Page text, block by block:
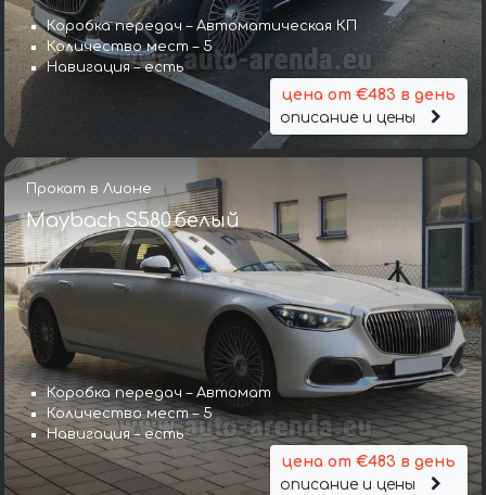
Коробка передач – Автоматическая КП
Количество мест – 5
Навигация – есть
цена от €483 в день
описание и цены
Прокат в Лионе
Maybach S580 белый
Коробка передач – Автомат
Количество мест – 5
Навигация – есть
цена от €483 в день
описание и цены